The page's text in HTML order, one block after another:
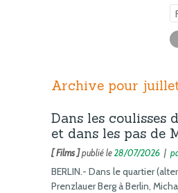
Archive pour
Dans les coulisses
et dans les pas de
[ Films ]publié le28/07/2026 |
BERLIN.- Dans le quartier
Prenzlauer Berg à Berlin,